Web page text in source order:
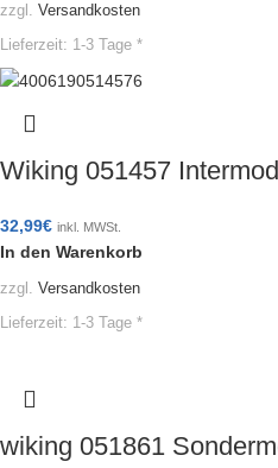
zzgl. Versandkosten
Lieferzeit: 1-3 Tage *
Wiking 051457
32,99€ inkl. MWSt.
In den Warenkorb
zzgl. Versandkosten
Lieferzeit: 1-3 Tage *
wiking 051861